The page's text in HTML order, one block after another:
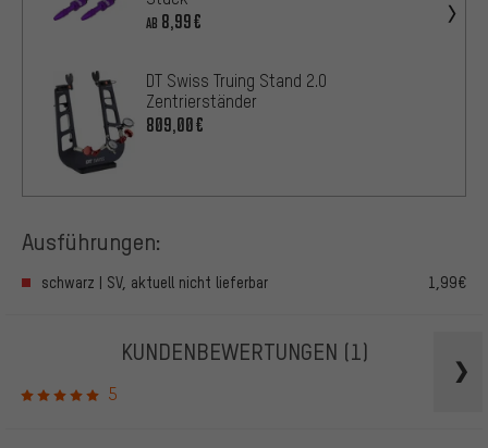
AB 8,99€
DT Swiss Truing Stand 2.0
Zentrierständer
809,00€
Ausführungen:
schwarz | SV, aktuell nicht lieferbar 1,99€
KUNDENBEWERTUNGEN (1)
5